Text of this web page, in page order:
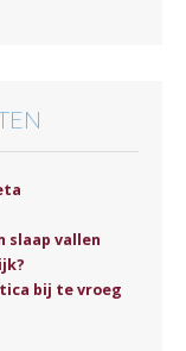
slaap vallen
bij te vroeg